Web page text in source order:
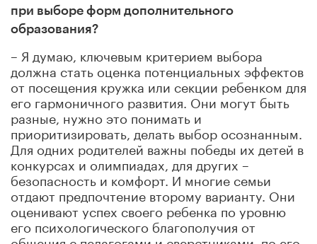
при выборе форм дополнительного
образования?
– Я думаю, ключевым критерием выбора
должна стать оценка потенциальных эффектов
от посещения кружка или секции ребенком для
его гармоничного развития. Они могут быть
разные, нужно это понимать и
приоритизировать, делать выбор осознанным.
Для одних родителей важны победы их детей в
конкурсах и олимпиадах, для других –
безопасность и комфорт. И многие семьи
отдают предпочтение второму варианту. Они
оценивают успех своего ребенка по уровню
его психологического благополучия от